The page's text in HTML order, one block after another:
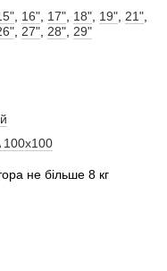
16" 17" 18" 19" 21"
27" 28" 29"
100x100
не більше 8 кг